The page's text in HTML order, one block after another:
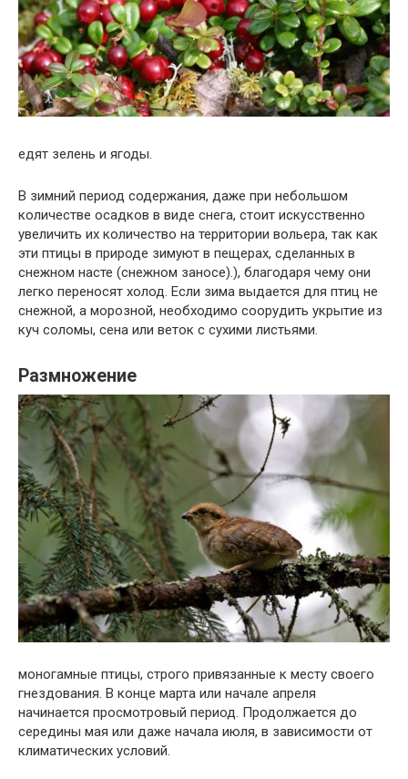
едят зелень и ягоды.
В зимний период содержания, даже при небольшом
количестве осадков в виде снега, стоит искусственно
увеличить их количество на территории вольера, так как
эти птицы в природе зимуют в пещерах, сделанных в
снежном насте (снежном заносе).), благодаря чему они
легко переносят холод. Если зима выдается для птиц не
снежной, а морозной, необходимо соорудить укрытие из
куч соломы, сена или веток с сухими листьями.
Размножение
моногамные птицы, строго привязанные к месту своего
гнездования. В конце марта или начале апреля
начинается просмотровый период. Продолжается до
середины мая или даже начала июля, в зависимости от
климатических условий.